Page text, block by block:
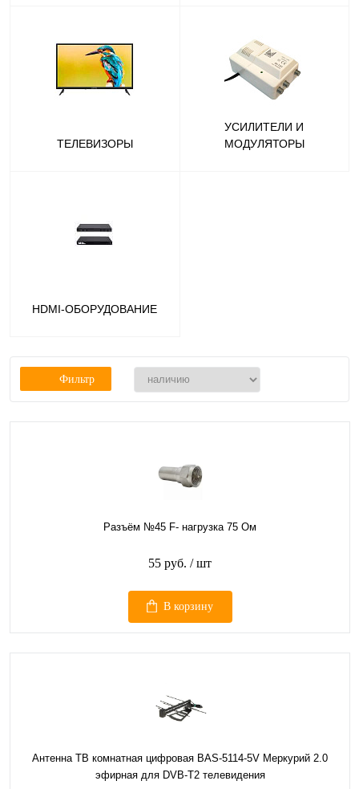
ТЕЛЕВИЗОРЫ
УСИЛИТЕЛИ И
МОДУЛЯТОРЫ
НDMI-ОБОРУДОВАНИЕ
Фильтр
Разъём №45 F- нагрузка 75 Ом
55 руб. / шт
В корзину
Антенна ТВ комнатная цифровая BAS-5114-5V Меркурий 2.0
эфирная для DVB-T2 телевидения